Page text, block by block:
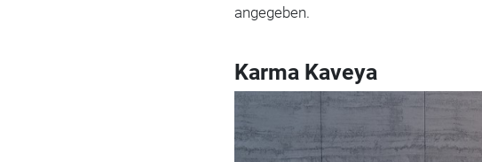
angegeben.
Karma Kaveya